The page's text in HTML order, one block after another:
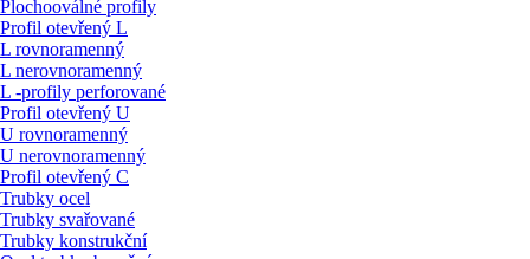
Plochooválné profily
Profil otevřený L
L rovnoramenný
L nerovnoramenný
L -profily perforované
Profil otevřený U
U rovnoramenný
U nerovnoramenný
Profil otevřený C
Trubky ocel
Trubky svařované
Trubky konstrukční